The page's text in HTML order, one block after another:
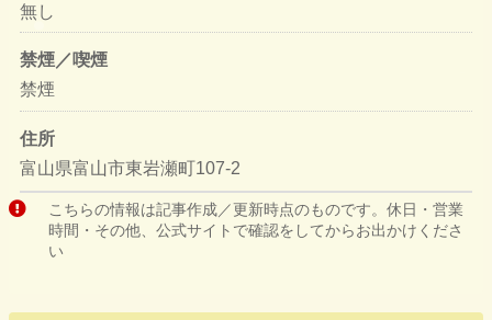
無し
禁煙／喫煙
禁煙
住所
富山県富山市東岩瀬町107-2
こちらの情報は記事作成／更新時点のものです。休日・営業
時間・その他、公式サイトで確認をしてからお出かけくださ
い